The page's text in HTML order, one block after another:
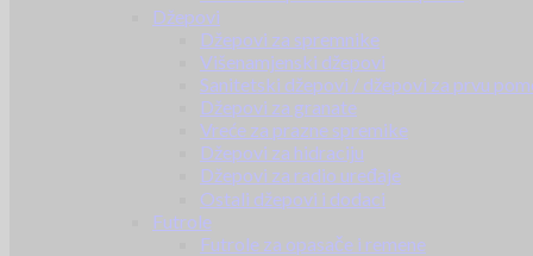
Džepovi
Džepovi za spremnike
Višenamjenski džepovi
Sanitetski džepovi / džepovi za prvu
Džepovi za granate
Vreće za prazne spremike
Džepovi za hidraciju
Džepovi za radio uređaje
Ostali džepovi i dodaci
Futrole
Futrole za opasače i remene